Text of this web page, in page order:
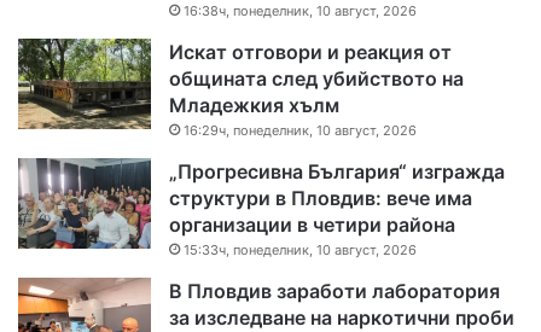
16:38ч, понеделник, 10 август, 2026
Искат отговори и реакция от
общината след убийството на
Младежкия хълм
16:29ч, понеделник, 10 август, 2026
„Прогресивна България“ изгражда
структури в Пловдив: вече има
организации в четири района
15:33ч, понеделник, 10 август, 2026
В Пловдив заработи лаборатория
за изследване на наркотични проби